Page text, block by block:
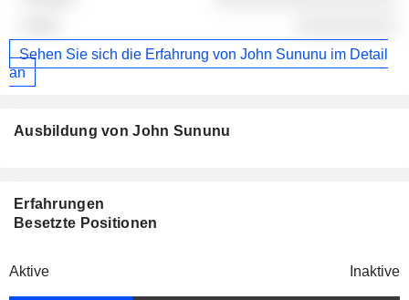
Sehen Sie sich die Erfahrung von John Sununu im Detail
an
Ausbildung von John Sununu
Erfahrungen
Besetzte Positionen
Aktive Inaktive